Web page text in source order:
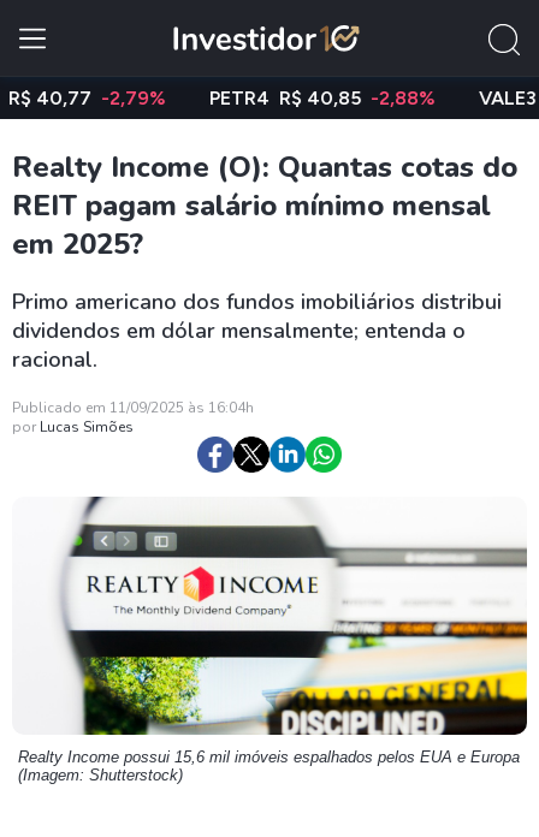
-2,79% PETR4 R$ 40,85 -2,88% VALE3 R$
Realty Income (O): Quantas cotas do
REIT pagam salário mínimo mensal
em 2025?
Primo americano dos fundos imobiliários distribui
dividendos em dólar mensalmente; entenda o
racional.
Publicado em 11/09/2025 às 16:04h
por Lucas Simões
Realty Income possui 15,6 mil imóveis espalhados pelos EUA e Europa
(Imagem: Shutterstock)